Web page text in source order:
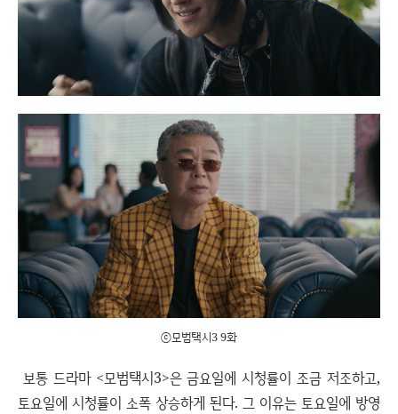
ⓒ모범택시3 9화
보통 드라마 <모범택시3>은 금요일에 시청률이 조금 저조하고,
토요일에 시청률이 소폭 상승하게 된다. 그 이유는 토요일에 방영